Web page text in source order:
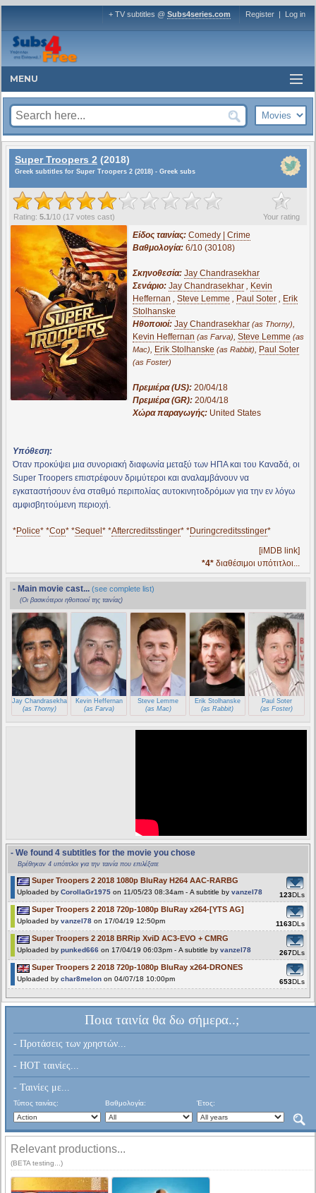
+ TV subtitles @ Subs4series.com Register | Log in
MENU
Super Troopers 2 (2018)
Greek subtitles for Super Troopers 2 (2018) - Greek subs
?
Your rating
Rating: 5.1/10 (17 votes cast)
Είδος ταινίας: Comedy | Crime
Βαθμολογία: 6/10 (30108)
Σκηνοθεσία: Jay Chandrasekhar
Σενάριο: Jay Chandrasekhar, Kevin
Heffernan , Steve Lemme , Paul Soter, Erik
Stolhanske
Ηθοποιοί: Jay Chandrasekhar (as Thorny),
Kevin Heffernan (as Farva), Steve Lemme (as
Mac), Erik Stolhanske (as Rabbit), Paul Soter
(as Foster)
Πρεμιέρα (US): 20/04/18
Πρεμιέρα (GR): 20/04/18
Χώρα παραγωγής: United States
Υπόθεση:
Όταν προκύψει μια συνοριακή διαφωνία μεταξύ των ΗΠΑ και του Καναδά, οι
Super Troopers επιστρέφουν δριμύτεροι και αναλαμβάνουν να
εγκαταστήσουν ένα σταθμό περιπολίας αυτοκινητοδρόμων για την εν λόγω
αμφισβητούμενη περιοχή.
*Police* *Cop* *Sequel * *Aftercreditsstinger* *Duringcreditsstinger*
[iMDB link]
*4* διαθέσιμοι υπότιτλοι...
- Main movie cast... (see complete list)
(Οι βασικότεροι ηθοποιοί της ταινίας)
Jay Chandrasekhar
(as Thorny)
Kevin Heffernan
(as Farva)
Steve Lemme
(as Mac)
Erik Stolhanske
(as Rabbit)
Paul Soter
(as Foster)
- We found 4 subtitles for the movie you chose
Βρέθηκαν 4 υπότιτλοι για την ταινία που επιλέξατε
Super Troopers 2 2018 1080p BluRay H264 AAC-RARBG
Uploaded by CorollaGr1975 on 11/05/23 08:34am - A subtitle by vanzel78 123DLs
Super Troopers 2 2018 720p-1080p BluRay x264-[YTS AG]
Uploaded by vanzel78 on 17/04/19 12:50pm 1163DLs
Super Troopers 2 2018 BRRip XviD AC3-EVO + CMRG
Uploaded by punked666 on 17/04/19 06:03pm - A subtitle by vanzel78 267DLs
Super Troopers 2 2018 720p-1080p BluRay x264-DRONES
Uploaded by char8melon on 04/07/18 10:00pm 653DLs
Ποια ταινία θα δω σήμερα..;
- Προτάσεις των χρηστών...
- HOT ταινίες...
- Ταινίες με...
Τύπος ταινίας: Βαθμολογία: Έτος:
Relevant productions...
(BETA testing...)